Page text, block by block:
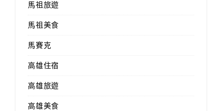
馬祖旅遊
馬祖美食
馬賽克
高雄住宿
高雄旅遊
高雄美食